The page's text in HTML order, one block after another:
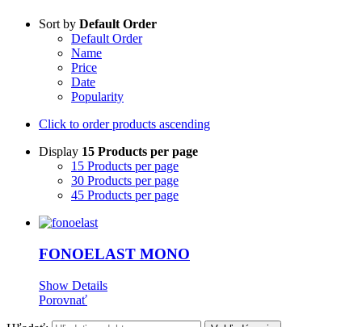
Sort by Default Order
Default Order
Name
Price
Date
Popularity
Click to order products ascending
Display 15 Products per page
15 Products per page
30 Products per page
45 Products per page
FONOELAST MONO
Show Details
Porovnať